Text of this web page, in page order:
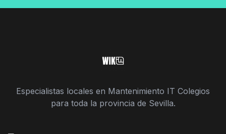
Especialistas locales en Mantenimiento IT Colegios
para toda la provincia de Sevilla.